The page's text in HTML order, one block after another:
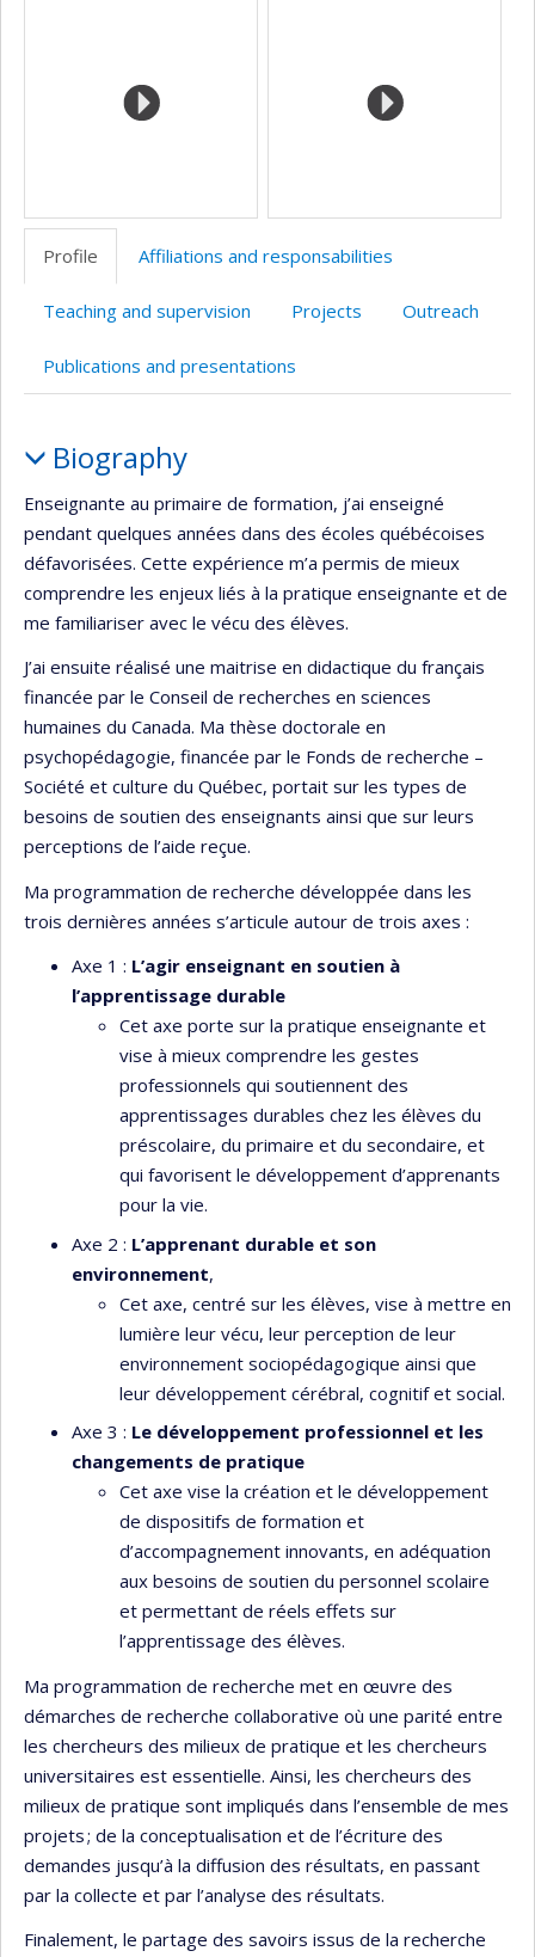
Profile Affiliations and responsabilities
Teaching and supervision Projects Outreach
Publications and presentations
Biography
Enseignante au primaire de formation, j’ai enseigné
pendant quelques années dans des écoles québécoises
défavorisées. Cette expérience m’a permis de mieux
comprendre les enjeux liés à la pratique enseignante et de
me familiariser avec le vécu des élèves.
J’ai ensuite réalisé une maitrise en didactique du français
financée par le Conseil de recherches en sciences
humaines du Canada. Ma thèse doctorale en
psychopédagogie, financée par le Fonds de recherche –
Société et culture du Québec, portait sur les types de
besoins de soutien des enseignants ainsi que sur leurs
perceptions de l’aide reçue.
Ma programmation de recherche développée dans les
trois dernières années s’articule autour de trois axes :
Axe 1 : L’agir enseignant en soutien à
l’apprentissage durable
Cet axe porte sur la pratique enseignante et
vise à mieux comprendre les gestes
professionnels qui soutiennent des
apprentissages durables chez les élèves du
préscolaire, du primaire et du secondaire, et
qui favorisent le développement d’apprenants
pour la vie.
Axe 2 : L’apprenant durable et son
environnement,
Cet axe, centré sur les élèves, vise à mettre en
lumière leur vécu, leur perception de leur
environnement sociopédagogique ainsi que
leur développement cérébral, cognitif et social.
Axe 3 : Le développement professionnel et les
changements de pratique
Cet axe vise la création et le développement
de dispositifs de formation et
d’accompagnement innovants, en adéquation
aux besoins de soutien du personnel scolaire
et permettant de réels effets sur
l’apprentissage des élèves.
Ma programmation de recherche met en œuvre des
démarches de recherche collaborative où une parité entre
les chercheurs des milieux de pratique et les chercheurs
universitaires est essentielle. Ainsi, les chercheurs des
milieux de pratique sont impliqués dans l’ensemble de mes
projets ; de la conceptualisation et de l’écriture des
demandes jusqu’à la diffusion des résultats, en passant
par la collecte et par l’analyse des résultats.
Finalement, le partage des savoirs issus de la recherche